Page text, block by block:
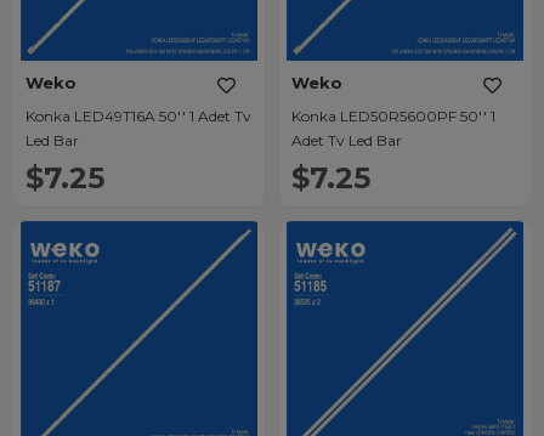
Weko
Konka LED49T16A 50'' 1 Adet Tv
Led Bar
$7.25
Weko
Konka LED50R5600PF 50'' 1
Adet Tv Led Bar
$7.25